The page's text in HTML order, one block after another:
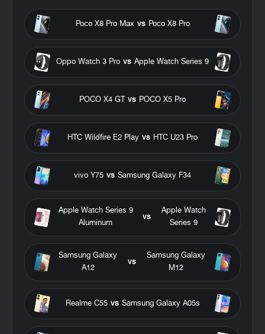
Poco X8 Pro
vs
Poco X8 Pro Max
Apple Watch Series 9
vs
Oppo Watch 3 Pro
POCO X5 Pro
vs
POCO X4 GT
HTC U23 Pro
vs
HTC Wildfire E2 Play
Samsung Galaxy F34
vs
vivo Y75
Apple Watch
Series 9
vs
Apple Watch Series 9
Aluminum
Samsung Galaxy
M12
vs
Samsung Galaxy
A12
Samsung Galaxy A05s
vs
Realme C55